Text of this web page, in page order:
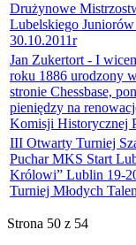
Drużynowe
Lubelskiego
30.10.2011r
Jan Zukertort - I
roku 1886 urodzony
stronie Chessbase,
pieniędzy na
Komisji Historycznej
III Otwarty Turniej
Puchar MKS Start
Królowi” Lublin 19-
Turniej Młodych
Strona 50 z 54